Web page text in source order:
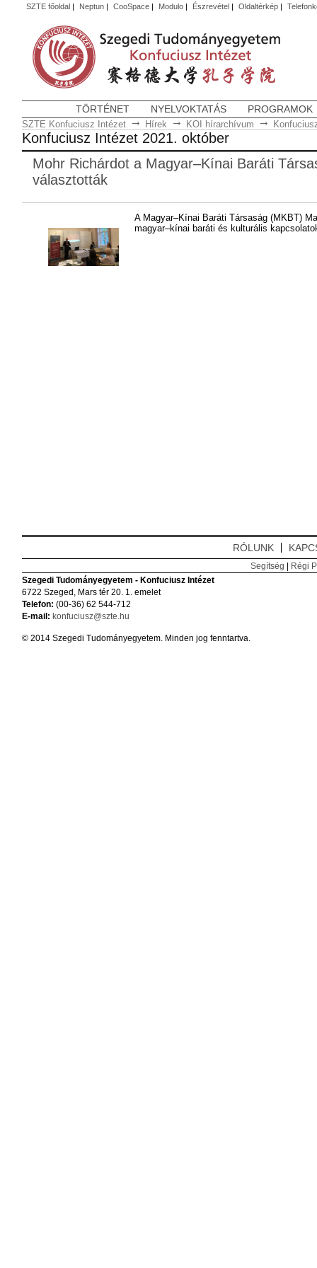
SZTE főoldal| Neptun| CooSpace| Modulo| Észrevétel| Oldaltérkép|
TÖRTÉNET NYELVOKTATÁS PROGRAMOK
SZTE Konfuciusz Intézet Hírek KOI hírarchívum
Konfuciusz Intézet 2021. október
Mohr Richárdot a Magyar–Kínai Baráti
választották
A Magyar–Kínai Baráti Társaság (MKBT)
magyar–kínai baráti és kulturális
RÓLUNK
Segítség | Régi
Szegedi Tudományegyetem - Konfuciusz Intézet
6722 Szeged, Mars tér 20. 1. emelet
Telefon: (00-36) 62 544-712
E-mail: konfuciusz@szte.hu
© 2014 Szegedi Tudományegyetem. Minden jog fenntartva.